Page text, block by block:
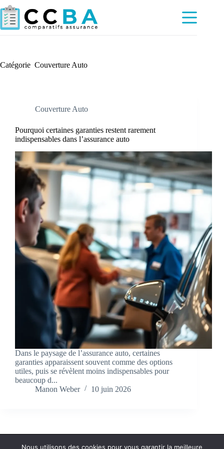
Passer
au
contenu
Catégorie Couverture Auto
Couverture Auto
Pourquoi certaines garanties restent rarement
indispensables dans l’assurance auto
Dans le paysage de l’assurance auto, certaines
garanties apparaissent souvent comme des options
utiles, puis se révèlent moins indispensables pour
beaucoup d...
Manon Weber
10 juin 2026
Nous utilisons des cookies pour vous garantir la meilleure